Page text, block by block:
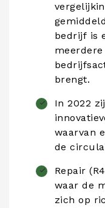
bedrijf is
brengt.
In 2022
waarvan
de
Repair
waar de
zich op